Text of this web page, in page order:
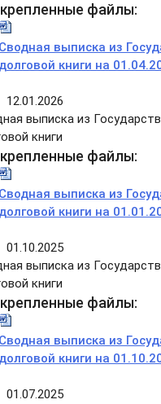
файлы:
Сводная выписка из
долговой книги на
выписка из
книги
файлы:
Сводная выписка из
долговой книги на
выписка из
книги
файлы:
Сводная выписка из
долговой книги на